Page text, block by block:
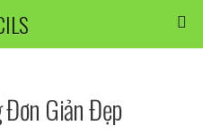
Đơn Giản Đẹp